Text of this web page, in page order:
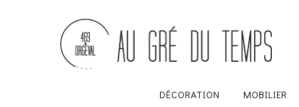
DÉCORATION MOBILIER